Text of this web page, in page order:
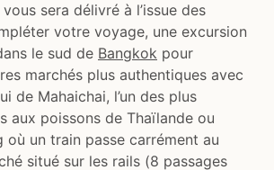
sera délivré à l’issue des
votre voyage, une excursion
le sud de Bangkok pour
marchés plus authentiques avec
de Mahaichai, l’un des plus
aux poissons de Thaïlande ou
où un train passe carrément au
situé sur les rails (8 passages